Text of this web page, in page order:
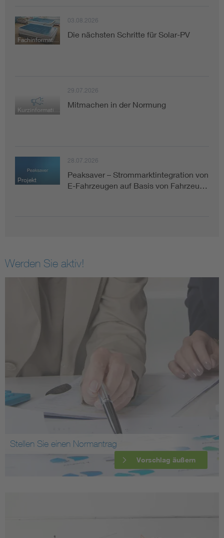
Fachinformation
03.08.2026
Die nächsten Schritte für Solar-PV
29.07.2026
Mitmachen in der Normung
Projekt
28.07.2026
Peaksaver – Strommarktintegration von
E-Fahrzeugen auf Basis von Fahrzeu…
Werden Sie aktiv!
Stellen Sie einen Normantrag
Vorschlag äußern